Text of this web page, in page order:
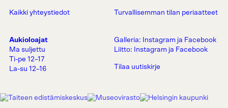
Kaikki yhteystiedot Turvallisemman tilan periaatteet
Aukioloajat
Ma suljettu
Ti-pe 12–17
La-su 12–16
Galleria: Instagram ja Facebook
Liitto:
Instagram ja Facebook
Tilaa uutiskirje